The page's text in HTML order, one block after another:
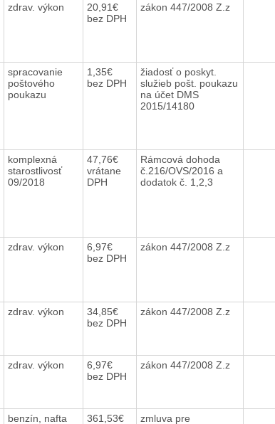
zdrav. výkon
20,91€
bez DPH
zákon 447/2008 Z.z
spracovanie
poštového
poukazu
1,35€
bez DPH
žiadosť o poskyt.
služieb pošt. poukazu
na účet DMS
2015/14180
komplexná
starostlivosť
09/2018
47,76€
vrátane
DPH
Rámcová dohoda
č.216/OVS/2016 a
dodatok č. 1,2,3
zdrav. výkon
6,97€
bez DPH
zákon 447/2008 Z.z
zdrav. výkon
34,85€
bez DPH
zákon 447/2008 Z.z
zdrav. výkon
6,97€
bez DPH
zákon 447/2008 Z.z
benzín, nafta
361,53€
zmluva pre